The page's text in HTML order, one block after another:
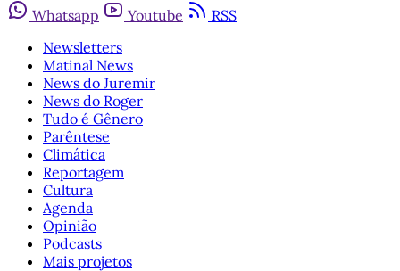
Whatsapp
Youtube
RSS
Newsletters
Matinal News
News do Juremir
News do Roger
Tudo é Gênero
Parêntese
Climática
Reportagem
Cultura
Agenda
Opinião
Podcasts
Mais projetos